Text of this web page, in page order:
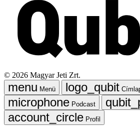
© 2026 Magyar Jeti Zrt.
Menü
Podcast
Profil